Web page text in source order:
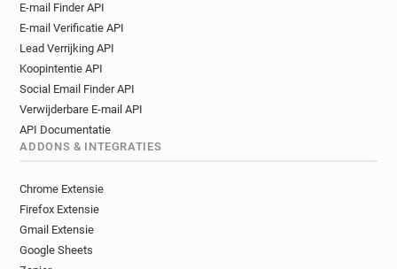
E-mail Finder API
E-mail Verificatie API
Lead Verrijking API
Koopintentie API
Social Email Finder API
Verwijderbare E-mail API
API Documentatie
ADDONS & INTEGRATIES
Chrome Extensie
Firefox Extensie
Gmail Extensie
Google Sheets